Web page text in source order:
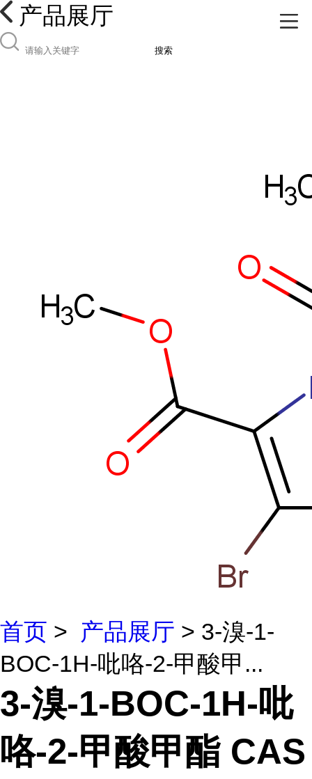
产品展厅
搜索
首页 > 产品展厅 > 3-溴-1-
BOC-1H-吡咯-2-甲酸甲...
3-溴-1-BOC-1H-吡
咯-2-甲酸甲酯 CAS